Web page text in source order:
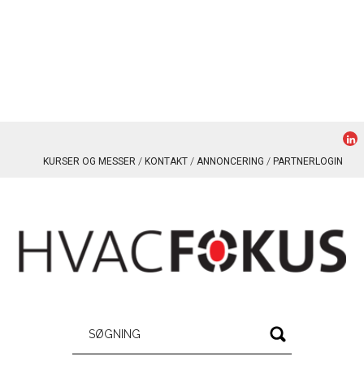
KURSER OG MESSER KONTAKT ANNONCERING PARTNERLOGIN